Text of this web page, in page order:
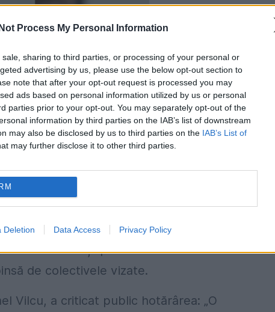
Process My Personal Information
sharing to third parties, or processing of your personal or
advertising by us, please use the below opt-out section to
note that after your opt-out request is processed you may
ads based on personal information utilized by us or personal
parties prior to your opt-out. You may separately opt-out of the
information by third parties on the IAB’s list of downstream
may also be disclosed by us to third parties on the IAB’s List of
may further disclose it to other third parties.
Deletion Data Access Privacy Policy
Babeș Bolyai
de-a lungul timpului cu nume
Zdrenghea, Drașoveanu, G.G.
luni de discuții privind o fuziune
de colectivele vizate.
Vilcu, a criticat public hotărârea: „O